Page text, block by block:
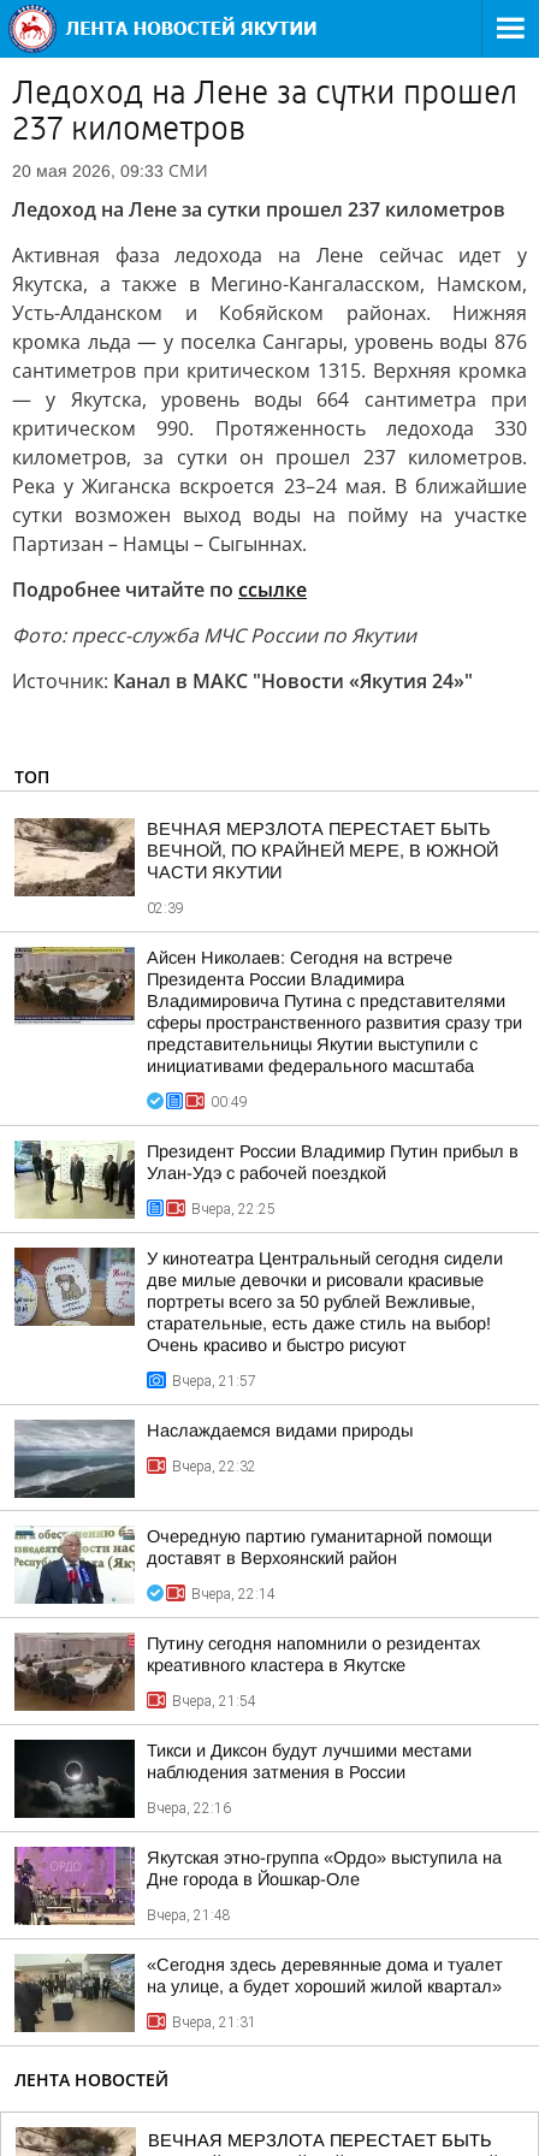
Ледоход на Лене за сутки прошел
237 километров
20 мая 2026, 09:33 СМИ
Ледоход на Лене за сутки прошел 237 километров
Активная фаза ледохода на Лене сейчас идет у
Якутска, а также в Мегино-Кангаласском, Намском,
Усть-Алданском и Кобяйском районах. Нижняя
кромка льда — у поселка Сангары, уровень воды 876
сантиметров при критическом 1315. Верхняя кромка
— у Якутска, уровень воды 664 сантиметра при
критическом 990. Протяженность ледохода 330
километров, за сутки он прошел 237 километров.
Река у Жиганска вскроется 23–24 мая. В ближайшие
сутки возможен выход воды на пойму на участке
Партизан – Намцы – Сыгыннах.
Подробнее читайте по ссылке
Фото: пресс-служба МЧС России по Якутии
Источник: Канал в МАКС "Новости «Якутия 24»"
ТОП
ВЕЧНАЯ МЕРЗЛОТА ПЕРЕСТАЕТ БЫТЬ
ВЕЧНОЙ, ПО КРАЙНЕЙ МЕРЕ, В ЮЖНОЙ
ЧАСТИ ЯКУТИИ
02:39
Айсен Николаев: Сегодня на встрече
Президента России Владимира
Владимировича Путина с представителями
сферы пространственного развития сразу три
представительницы Якутии выступили с
инициативами федерального масштаба
00:49
Президент России Владимир Путин прибыл в
Улан-Удэ с рабочей поездкой
Вчера, 22:25
У кинотеатра Центральный сегодня сидели
две милые девочки и рисовали красивые
портреты всего за 50 рублей Вежливые,
старательные, есть даже стиль на выбор!
Очень красиво и быстро рисуют
Вчера, 21:57
Наслаждаемся видами природы
Вчера, 22:32
Очередную партию гуманитарной помощи
доставят в Верхоянский район
Вчера, 22:14
Путину сегодня напомнили о резидентах
креативного кластера в Якутске
Вчера, 21:54
Тикси и Диксон будут лучшими местами
наблюдения затмения в России
Вчера, 22:16
Якутская этно-группа «Ордо» выступила на
Дне города в Йошкар-Оле
Вчера, 21:48
«Сегодня здесь деревянные дома и туалет
на улице, а будет хороший жилой квартал»
Вчера, 21:31
ЛЕНТА НОВОСТЕЙ
ВЕЧНАЯ МЕРЗЛОТА ПЕРЕСТАЕТ БЫТЬ